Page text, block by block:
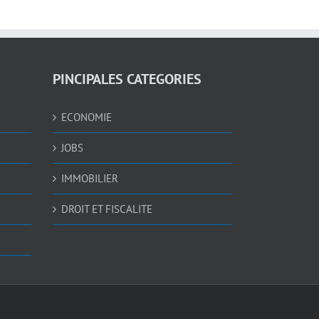
PINCIPALES CATEGORIES
ECONOMIE
JOBS
IMMOBILIER
DROIT ET FISCALITE